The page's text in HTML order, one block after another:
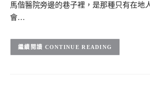
馬偕醫院旁邊的巷子裡，是那種只有在地
會…
CONTINUE READING